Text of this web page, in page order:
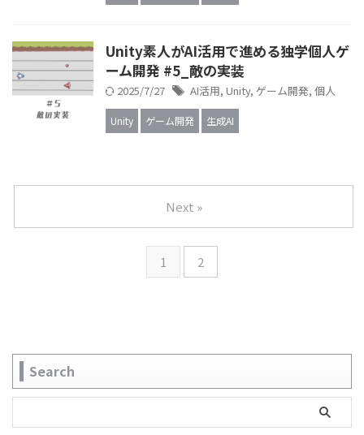
Unity素人がAI活用で進める独学個人ゲ
ーム開発 #5_敵の実装
2025/7/27 AI活用, Unity, ゲーム開発, 個人
Unity ゲーム開発 生成AI
1 2
Next »
Search